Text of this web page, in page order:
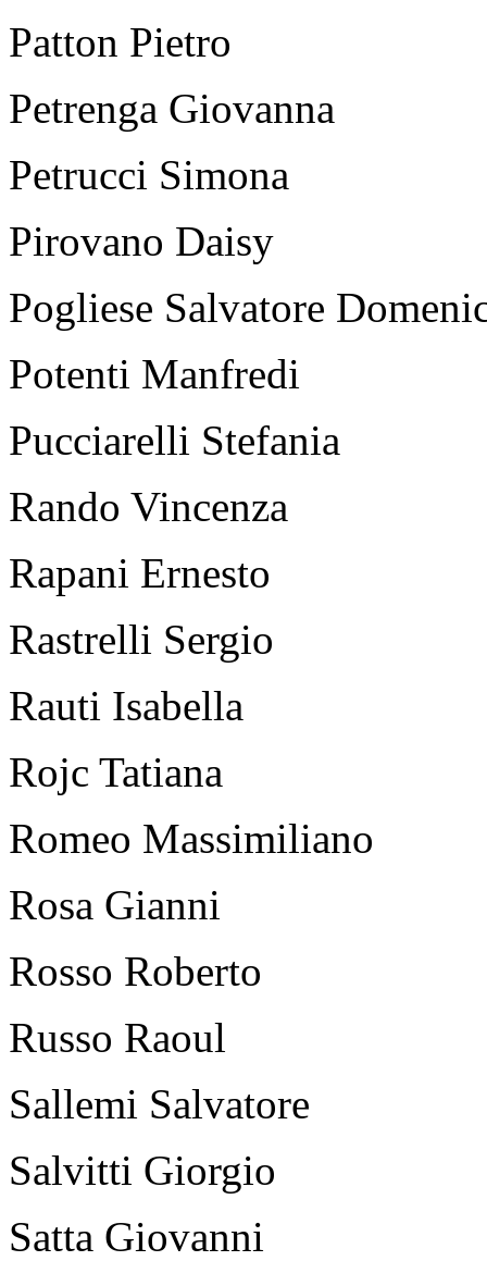
Patton Pietro
Petrenga Giovanna
Petrucci Simona
Pirovano Daisy
Pogliese Salvatore
Potenti Manfredi
Pucciarelli Stefania
Rando Vincenza
Rapani Ernesto
Rastrelli Sergio
Rauti Isabella
Rojc Tatiana
Romeo Massimiliano
Rosa Gianni
Rosso Roberto
Russo Raoul
Sallemi Salvatore
Salvitti Giorgio
Satta Giovanni